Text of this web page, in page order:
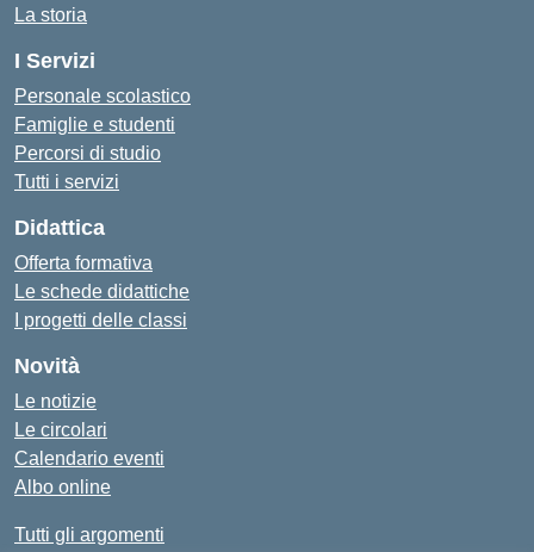
La storia
I Servizi
Personale scolastico
Famiglie e studenti
Percorsi di studio
Tutti i servizi
Didattica
Offerta formativa
Le schede didattiche
I progetti delle classi
Novità
Le notizie
Le circolari
Calendario eventi
Albo online
Tutti gli argomenti